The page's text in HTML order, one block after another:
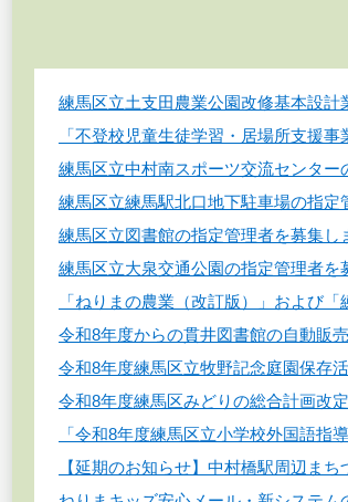
練馬区立土支田農業公園改修基本設
「不登校児童生徒学習・居場所支援
練馬区立中村南スポーツ交流センター
練馬区立練馬駅北口地下駐車場の指定
練馬区立図書館の指定管理者を募集し
練馬区立大泉交通公園の指定管理者を
「ねりまの農業（改訂版）」および
令和8年度からの貫井図書館の自動販
令和8年度練馬区立牧野記念庭園保存
令和8年度練馬区みどりの総合計画改
「令和8年度練馬区立小学校外国語指
【延期のお知らせ】中村橋駅周辺ま